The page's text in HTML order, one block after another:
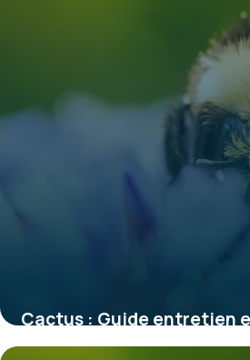
Cactus : Guide entretien
31 mai 2026